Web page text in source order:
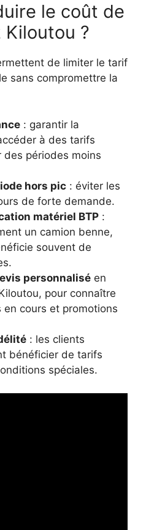
le coût de
?
de limiter le tarif
sans compromettre la
: garantir la
à des tarifs
des périodes moins
hors pic : éviter les
de forte demande.
matériel BTP :
un camion benne,
souvent de
personnalisé en
pour connaître
cours et promotions
: les clients
bénéficier de tarifs
spéciales.